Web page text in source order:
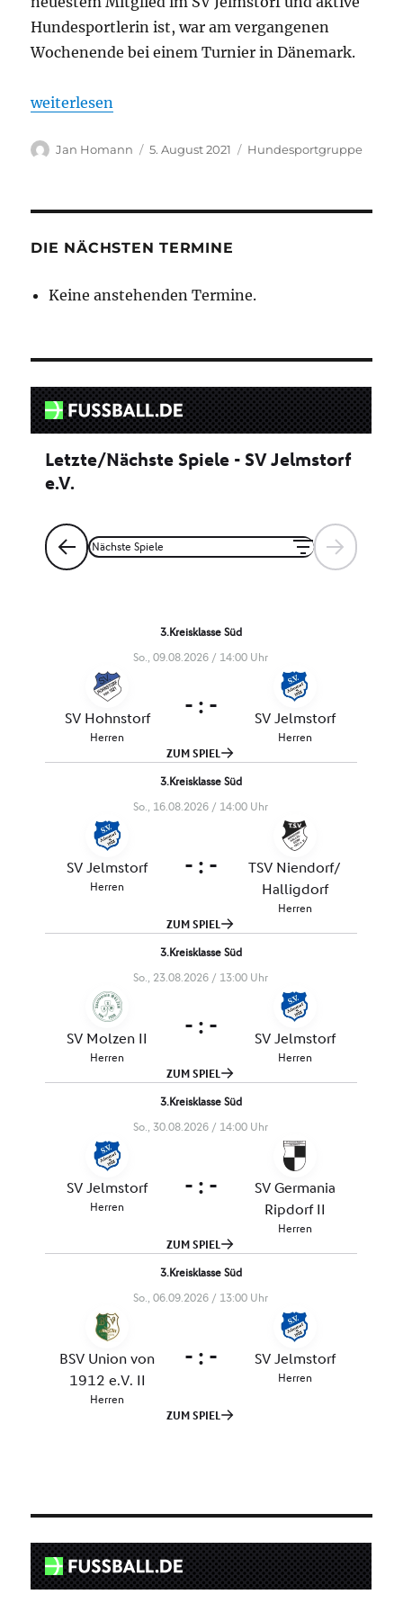
Hundesportlerin ist, war am vergangenen
Wochenende bei einem Turnier in Dänemark.
„Silbermedaille für SVJ-Hundesport in Dänemark“
weiterlesen
Autor
Jan Homann
Veröffentlicht
5. August 2021 Kategorien
Hundesportgruppe
DIE NÄCHSTEN TERMINE
Keine anstehenden Termine.